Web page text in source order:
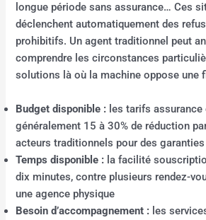
longue période sans assurance… Ces
déclenchent automatiquement des
prohibitifs. Un agent traditionnel peut
comprendre les circonstances
solutions là où la machine oppose une
Budget disponible : les tarifs
généralement 15 à 30% de réduction
acteurs traditionnels pour des
Temps disponible : la facilité
dix minutes, contre plusieurs rendez-
une agence physique
Besoin d’accompagnement : les